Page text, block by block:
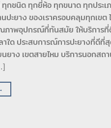
ชนิด ทุกยี่ห้อ ทุกขนาด ทุกประเภ
ะยาง ของเราครอบคลุมทุกเขต ไ
ภาพอุปกรณ์ที่ทันสมัย ให้บริการที่
าใด ประสบการณ์การปะยางที่ดีที่
าง เขตสายไหม บริการนอกสถ